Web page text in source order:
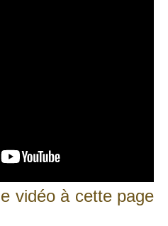
vidéo à cette page